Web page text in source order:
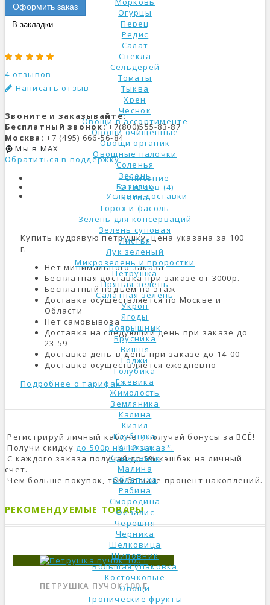
Огурцы
Перец
Редис
Салат
Свекла
Сельдерей
Томаты
Тыква
Хрен
Чеснок
Овощи в ассортименте
Овощи очищенные
Овощи органик
Овощные палочки
Соленья
Зелень
Базилик
Ботва
Горох и фасоль
Зелень для консерваций
Зелень суповая
Листья
Лук зеленый
Микрозелень и проростки
Петрушка
Пряная зелень
Салатная зелень
Укроп
Ягоды
Боярышник
Брусника
Вишня
Годжи
Голубика
Ежевика
Жимолость
Земляника
Калина
Кизил
Клубника
Клюква
Крыжовник
Малина
Облепиха
Рябина
Смородина
Физалис
Черешня
Черника
Шелковица
Шиповник
Большая упаковка
Косточковые
Овощи
Тропические фрукты
Оформить заказ
В закладки
4 отзывов
Написать отзыв
Звоните и заказывайте:
Бесплатный звонок:+7(800)555-83-87
Москва: +7 (495) 666-56-84
Мы в MAX
Обратиться в поддержку
Описание
Отзывов (4)
Условия доставки
Купить кудрявую петрушку, цена указана за 100
г.
Нет минимального заказа
Бесплатная доставка при заказе от 3000р.
Бесплатный подъем на этаж
Доставка осуществляется по Москве и
Области
Нет самовывоза
Доставка на следующий день при заказе до
23-59
Доставка день-в-день при заказе до 14-00
Доставка осуществляется ежедневно
Подробнее о тарифах
Регистрируй личный кабинет, получай бонусы за ВСЁ!
Получи скидку до 500р на 1й заказ*.
С каждого заказа получай до 5% кэшбэк на личный
счет.
Чем больше покупок, тем больше процент накоплений.
РЕКОМЕНДУЕМЫЕ ТОВАРЫ
ПЕТРУШКА ПУЧОК 100 Г